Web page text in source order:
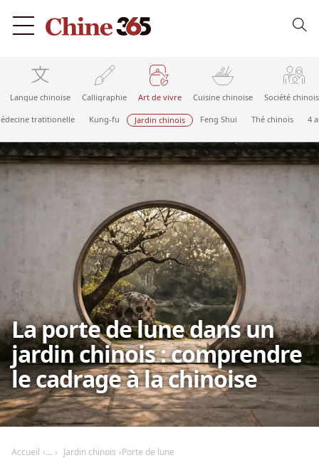
Langue chinoise Calligraphie Art de vivre Cuisine chinoise Société
tratitionelle Kung-fu Jardin chinois Feng Shui Thé chinois 4
La porte de lune dans un
jardin chinois : comprendre
le cadrage à la chinoise
Accueil Jardin chinois Porte de lune